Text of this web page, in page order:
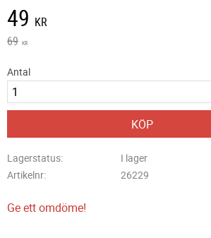
Nedsatt pris:
49 KR
Ordinarie pris:
69 KR
Antal
KÖP
Lagerstatus
I lager
Artikelnr
26229
Ge ett omdöme!